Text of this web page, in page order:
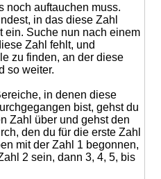
noch auftauchen muss.
in das diese Zahl
ein. Suche nun nach einem
Zahl fehlt, und
zu finden, an der diese
so weiter.
in denen diese
bist, gehst du
Zahl über und gehst den
den du für die erste Zahl
mit der Zahl 1 begonnen,
2 sein, dann 3, 4, 5, bis